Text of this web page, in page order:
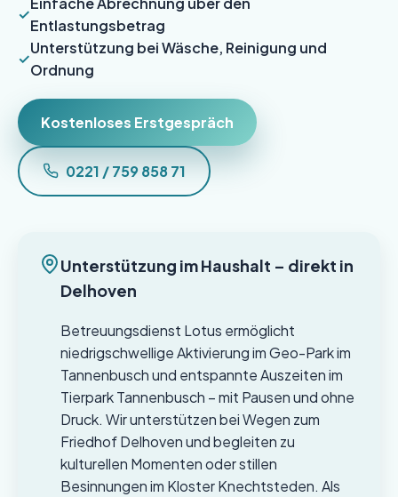
Entlastungsbetrag
Unterstützung bei Wäsche, Reinigung und
Ordnung
Kostenloses Erstgespräch
0221 / 759 858 71
Unterstützung im Haushalt – direkt in
Delhoven
Betreuungsdienst Lotus ermöglicht
niedrigschwellige Aktivierung im Geo-Park im
Tannenbusch und entspannte Auszeiten im
Tierpark Tannenbusch – mit Pausen und ohne
Druck. Wir unterstützen bei Wegen zum
Friedhof Delhoven und begleiten zu
kulturellen Momenten oder stillen
Besinnungen im Kloster Knechtsteden. Als